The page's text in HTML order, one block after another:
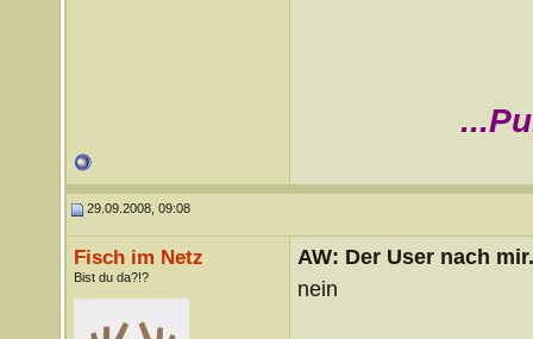
29.09.2008, 09:08
Fisch im Netz
Bist du da?!?
AW: Der User nach
nein